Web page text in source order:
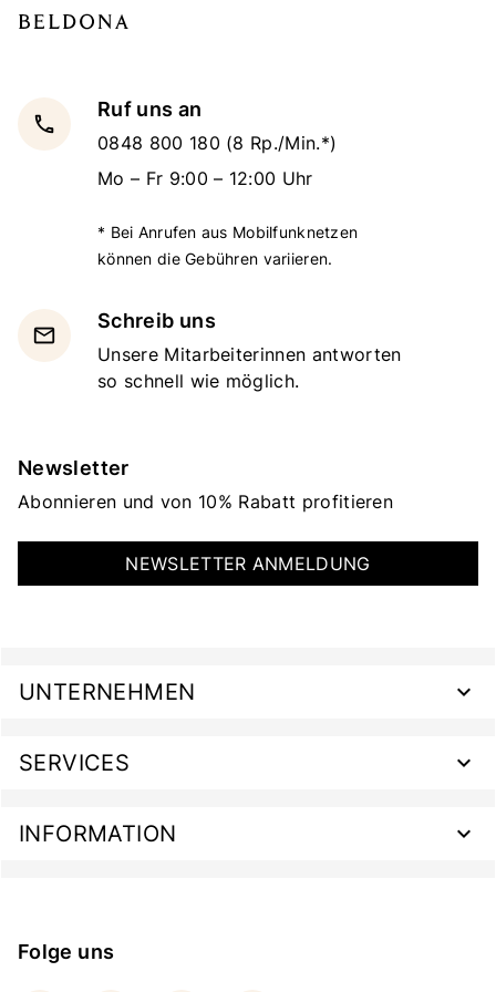
local_phone
Ruf uns an
0848 800 180 (8 Rp./Min.*)
Mo – Fr 9:00 – 12:00 Uhr
* Bei Anrufen aus Mobilfunknetzen
können die Gebühren variieren.
email
Schreib uns
Unsere Mitarbeiterinnen antworten
so schnell wie möglich.
Newsletter
Abonnieren und von 10% Rabatt profitieren
NEWSLETTER ANMELDUNG
UNTERNEHMEN
SERVICES
INFORMATION
Folge uns